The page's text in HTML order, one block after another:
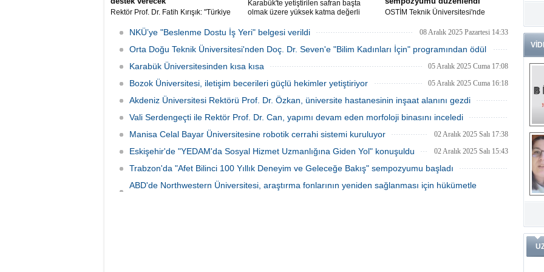
Rektör Prof. Dr. Fatih Kırışık: "Türkiye
ve stratejik konu bilimdir. Bilimde ne
kadar yükselirsek, bilim merkezli toplum
olursak Türkiye Yüzyılı'nı öyle
Karabük'te yetiştirilen safran başta
olmak üzere yüksek katma değerli
doğrulaması ve orijin tespitini
hedefleyen uluslararası proje, TÜBİTAK-
Macaristan işbirliğiyle desteklenecek.
OSTİM Teknik Üniversitesi'nde
sempozyumu, üniversite ve sanayi iş
sahne oldu.
NKÜ’ye "Beslenme Dostu İş Yeri" belgesi verildi 08 Aralık 2025 Pazartesi 14:33
Orta Doğu Teknik Üniversitesi'nden Doç. Dr. Seven'e "Bilim Kadınları İçin" programından ödül
08 Aralık 2025 Pazartesi 13:23
Karabük Üniversitesinden kısa kısa 05 Aralık 2025 Cuma 17:08
Bozok Üniversitesi, iletişim becerileri güçlü hekimler yetiştiriyor 05 Aralık 2025 Cuma 16:18
Akdeniz Üniversitesi Rektörü Prof. Dr. Özkan, üniversite hastanesinin inşaat alanını gezdi
04 Aralık 2025 Perşembe 16:33
Vali Serdengeçti ile Rektör Prof. Dr. Can, yapımı devam eden morfoloji binasını inceledi
04 Aralık 2025 Perşembe 15:48
Manisa Celal Bayar Üniversitesine robotik cerrahi sistemi kuruluyor 02 Aralık 2025 Salı 17:38
Eskişehir'de "YEDAM'da Sosyal Hizmet Uzmanlığına Giden Yol" konuşuldu 02 Aralık 2025 Salı 15:43
Trabzon'da "Afet Bilinci 100 Yıllık Deneyim ve Geleceğe Bakış" sempozyumu başladı
01 Aralık 2025 Pazartesi 14:53
ABD'de Northwestern Üniversitesi, araştırma fonlarının yeniden sağlanması için hükümetle